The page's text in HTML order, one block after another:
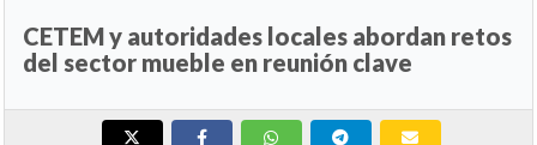
CETEM y autoridades locales abordan retos
del sector mueble en reunión clave